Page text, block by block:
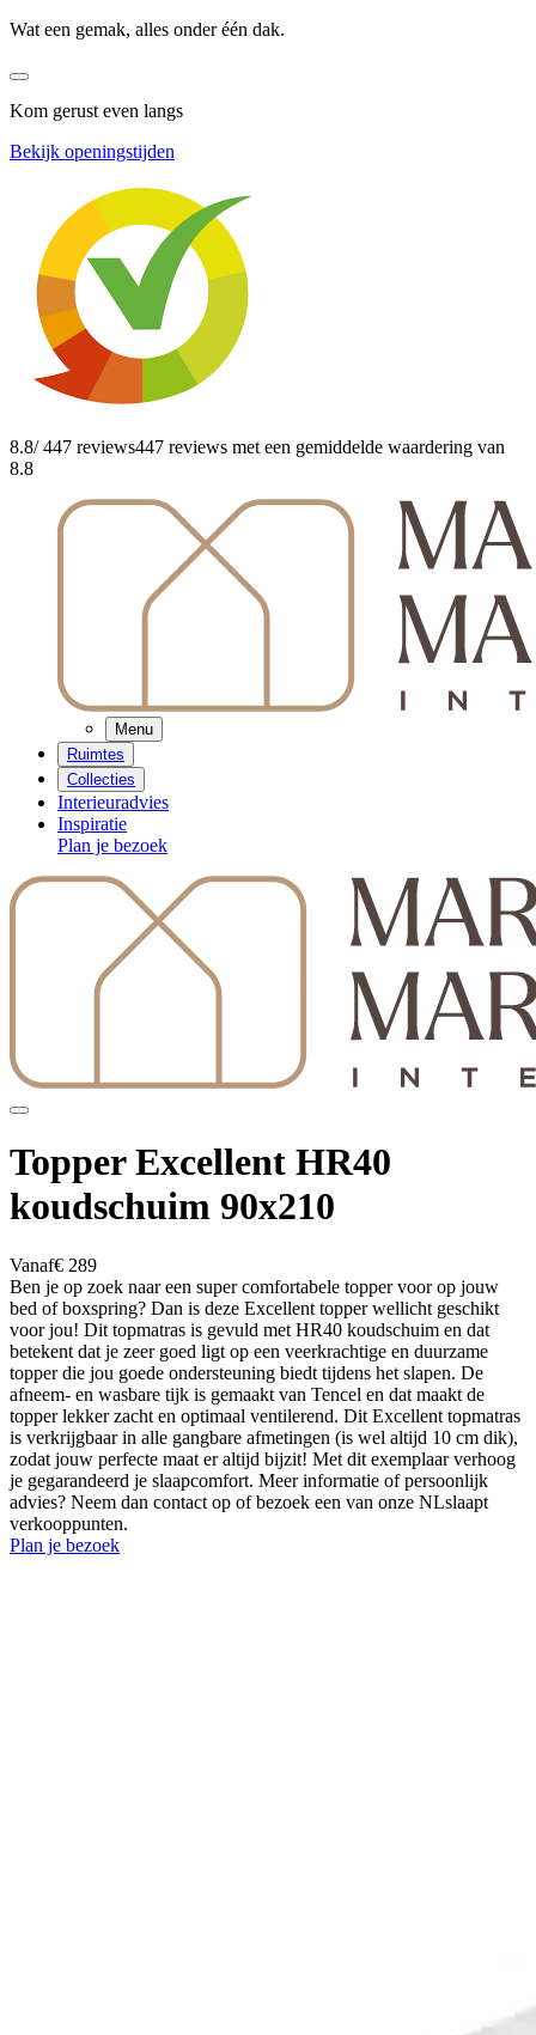
Wat een gemak, alles onder één dak.
Kom gerust even langs
Bekijk openingstijden
8.8/ 447 reviews447 reviews met een gemiddelde waardering van
8.8
Menu
Ruimtes
Collecties
Interieuradvies
Inspiratie
Plan je bezoek
Topper Excellent HR40
koudschuim 90x210
Vanaf€ 289
Ben je op zoek naar een super comfortabele topper voor op jouw
bed of boxspring? Dan is deze Excellent topper wellicht geschikt
voor jou! Dit topmatras is gevuld met HR40 koudschuim en dat
betekent dat je zeer goed ligt op een veerkrachtige en duurzame
topper die jou goede ondersteuning biedt tijdens het slapen. De
afneem- en wasbare tijk is gemaakt van Tencel en dat maakt de
topper lekker zacht en optimaal ventilerend. Dit Excellent topmatras
is verkrijgbaar in alle gangbare afmetingen (is wel altijd 10 cm dik),
zodat jouw perfecte maat er altijd bijzit! Met dit exemplaar verhoog
je gegarandeerd je slaapcomfort. Meer informatie of persoonlijk
advies? Neem dan contact op of bezoek een van onze NLslaapt
verkooppunten.
Plan je bezoek